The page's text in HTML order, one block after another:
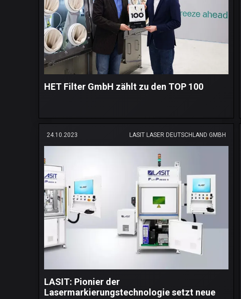
HET Filter GmbH zählt zu den TOP 100
24.10.2023 LASIT LASER DEUTSCHLAND GMBH
LASIT: Pionier der
Lasermarkierungstechnologie setzt neue